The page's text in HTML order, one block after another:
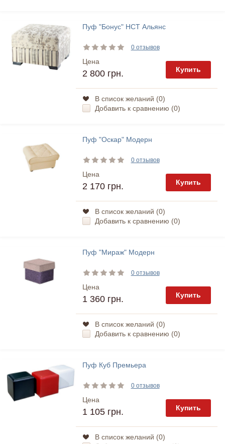
Пуф "Бонус" НСТ Альянс
0 отзывов
Цена
2 800 грн. Купить
В список желаний (0)
Добавить к сравнению (0)
Пуф "Оскар" Модерн
0 отзывов
Цена
2 170 грн. Купить
В список желаний (0)
Добавить к сравнению (0)
Пуф "Мираж" Модерн
0 отзывов
Цена
1 360 грн. Купить
В список желаний (0)
Добавить к сравнению (0)
Пуф Куб Премьера
0 отзывов
Цена
1 105 грн. Купить
В список желаний (0)